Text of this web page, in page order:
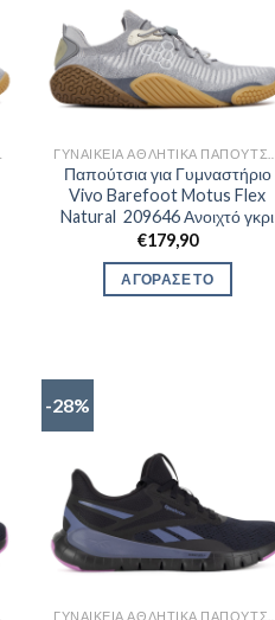
Παπούτσια για Γυμναστήριο
Vivo Barefoot Motus Flex
Natural 209646 Ανοιχτό γκρι
€179,90
ΑΓΟΡΑΣΕ ΤΟ
-28%